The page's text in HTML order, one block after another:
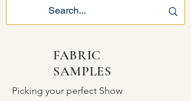
FABRIC
SAMPLES
Picking your perfect Show